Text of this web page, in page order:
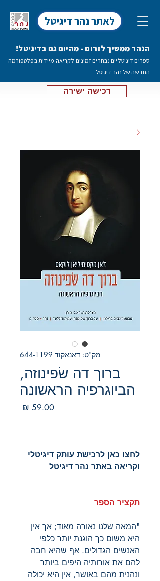
לאתר נהר דיגיטל
הנהר ממשיך לזרום - מהיום גם בדיגיטל!
ספרים דיגיטליים נבחרים זמינים לקריאה מיידית בפלטפורמה
החדשה של נהר דיגיטל
רכישה ישירה
מק"ט: דאנאקוד 644-1199
ברוך דה שׂפינוזה,
הביוגרפיה הראשונה
לחצו כאן לרכישת עותק דיגיטלי
וקריאה באתר נהר דיגיטל
תקציר הספר
"המאה שלנו נאורה מאוד; אך אין
היא משום כך הוגנת יותר כלפי
האנשים הגדולים. אף שהיא חבה
להם את אורותיה היפים ביותר
ונהנית מהם באושר, אין היא יכולה